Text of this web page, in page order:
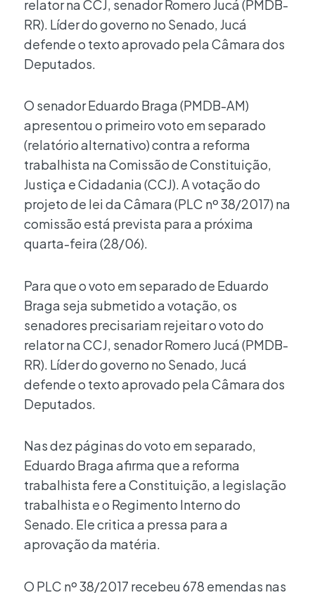
relator na CCJ, senador Romero Jucá (PMDB-
RR). Líder do governo no Senado, Jucá
defende o texto aprovado pela Câmara dos
Deputados.
O senador Eduardo Braga (PMDB-AM)
apresentou o primeiro voto em separado
(relatório alternativo) contra a reforma
trabalhista na Comissão de Constituição,
Justiça e Cidadania (CCJ). A votação do
projeto de lei da Câmara (PLC nº 38/2017) na
comissão está prevista para a próxima
quarta-feira (28/06).
Para que o voto em separado de Eduardo
Braga seja submetido a votação, os
senadores precisariam rejeitar o voto do
relator na CCJ, senador Romero Jucá (PMDB-
RR). Líder do governo no Senado, Jucá
defende o texto aprovado pela Câmara dos
Deputados.
Nas dez páginas do voto em separado,
Eduardo Braga afirma que a reforma
trabalhista fere a Constituição, a legislação
trabalhista e o Regimento Interno do
Senado. Ele critica a pressa para a
aprovação da matéria.
O PLC nº 38/2017 recebeu 678 emendas nas